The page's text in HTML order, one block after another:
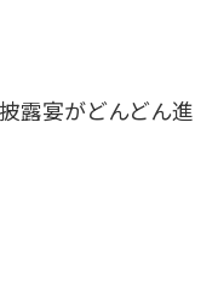
露宴がどんどん進